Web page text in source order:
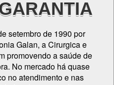
setembro de 1990 por
Galan, a Cirurgica e
promovendo a saúde de
No mercado há quase
no atendimento e nas